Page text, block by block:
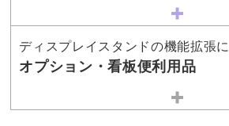
ディスプレイスタンドの機能拡張に
オプション・看板便利用品